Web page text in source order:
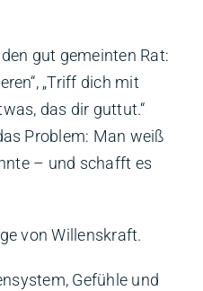
gut gemeinten Rat:
„Triff dich mit
das dir guttut.“
Problem: Man weiß
– und schafft es
von Willenskraft.
Gefühle und